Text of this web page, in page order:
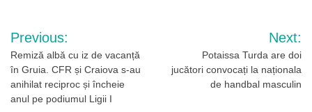
Navigare
în
articole
Previous:
Remiză albă cu iz de vacanță
în Gruia. CFR și Craiova s-au
anihilat reciproc și încheie
anul pe podiumul Ligii I
Next:
Potaissa Turda are doi
jucători convocați la naționala
de handbal masculin